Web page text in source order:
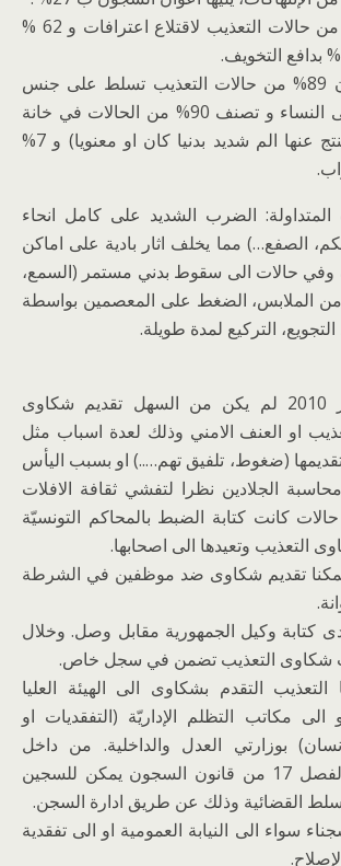
تسلط نسبة 19% من حالات التعذيب لاقتلاع اعترافات و 62 %
وحسب النوع، فان 89% من حالات التعذيب تسلط على جنس
الذكور و 11% على النساء و تصنف 90% من الحالات في خانة
التعذيب ( افعال ينتج عنها الم شديد بدنيا كان او معنويا) و 7%
الضرب الشديد على كامل انحاء
الصفع…) مما يخلف اثار بادية على اماكن
وفي حالات الى سقوط بدني مستمر (السمع،
من الملابس، الضغط على المعصمين بواسطة
التجويع، التركيع لمدة طويلة.
قبل ثورة ديسمبر 2010 لم يكن من السهل تقديم شكاوى
او العنف الامني وذلك لعدة اسباب مثل
(ضغوط، تلفيق تهم…..) او بسبب اليأس
الجلادين نظرا لتفشي ثقافة الافلات
كانت كتابة الضبط بالمحاكم التونسيّة
وتعيدها الى اصحابها.
تقديم شكاوى ضد موظفين في الشرطة
كتابة وكيل الجمهورية مقابل وصل. وخلال
التقدم بشكاوى الى الهيئة العليا
الى مكاتب التظلم الإداريّة (التفقديات او
بوزارتي العدل والداخلية. من داخل
السجن، وحسب الفصل 17 من قانون السجون يمكن للسجين
القضائية وذلك عن طريق ادارة السجن.
سواء الى النيابة العمومية او الى تفقدية